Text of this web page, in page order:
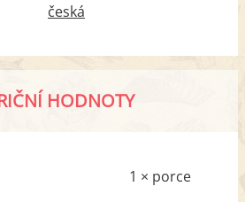
česká
HODNOTY
1 × porce